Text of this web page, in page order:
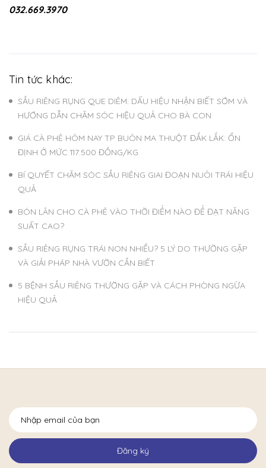
032.669.3970
Tin tức khác:
SẦU RIÊNG RỤNG QUE DIÊM: DẤU HIỆU NHẬN BIẾT SỚM VÀ
HƯỚNG DẪN CHĂM SÓC HIỆU QUẢ CHO BÀ CON
GIÁ CÀ PHÊ HÔM NAY TP BUÔN MA THUỘT ĐẮK LẮK: ỔN
ĐỊNH Ở MỨC 117.500 ĐỒNG/KG
BÍ QUYẾT CHĂM SÓC SẦU RIÊNG GIAI ĐOẠN NUÔI TRÁI HIỆU
QUẢ
BÓN LÂN CHO CÀ PHÊ VÀO THỜI ĐIỂM NÀO ĐỂ ĐẠT NĂNG
SUẤT CAO?
SẦU RIÊNG RỤNG TRÁI NON NHIỀU? 5 LÝ DO THƯỜNG GẶP
VÀ GIẢI PHÁP NHÀ VƯỜN CẦN BIẾT
5 BỆNH SẦU RIÊNG THƯỜNG GẶP VÀ CÁCH PHÒNG NGỪA
HIỆU QUẢ
Đăng ký